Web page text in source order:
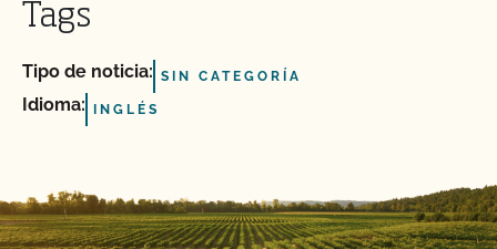
Tags
Tipo de noticia: SIN CATEGORÍA
Idioma: INGLÉS